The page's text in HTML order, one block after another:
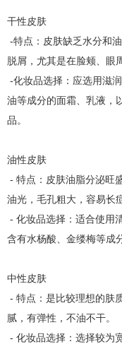
干性皮肤
-特点：皮肤缺乏水分和
脱屑，尤其是在脸颊、眼
-化妆品选择：应选用滋
油等成分的面霜、乳液，
品。
油性皮肤
- 特点：皮肤油脂分泌旺
油光，毛孔粗大，容易长
- 化妆品选择：适合使用
含有水杨酸、金缕梅等成
中性皮肤
- 特点：是比较理想的肤
腻，有弹性，不油不干。
- 化妆品选择：选择较为